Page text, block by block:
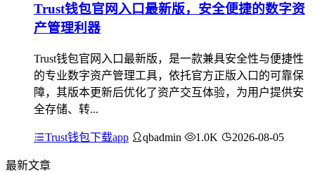
Trust钱包官网入口最新版，安全便捷的数字资
产管理利器
Trust钱包官网入口最新版，是一款兼具安全性与便捷性
的专业数字资产管理工具，依托官方正版入口的可靠保
障，其版本更新后优化了资产交互体验，为用户提供安
全存储、转...
Trust钱包下载app qbadmin 1.0K 2026-08-05
最新文章